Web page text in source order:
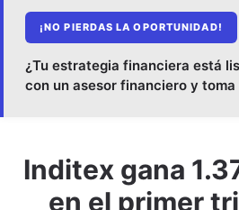
¡NO PIERDAS LA OPORTUNIDAD!
¿Tu estrategia financiera está
con un asesor financiero y
Inditex gana
en el primer